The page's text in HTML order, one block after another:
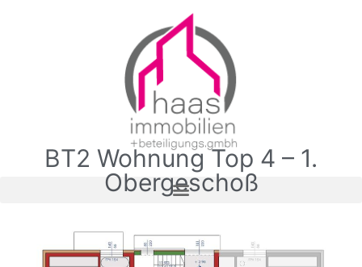
BT2 Wohnung Top 4 – 1.
Obergeschoß